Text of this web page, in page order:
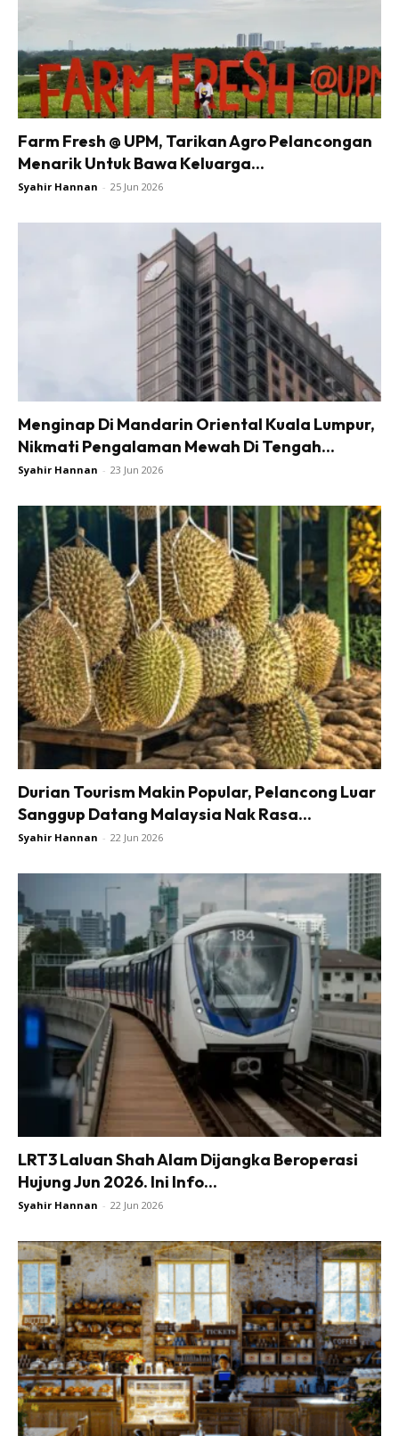
Farm Fresh @ UPM, Tarikan Agro Pelancongan
Menarik Untuk Bawa Keluarga...
Syahir Hannan - 25 Jun 2026
Menginap Di Mandarin Oriental Kuala Lumpur,
Nikmati Pengalaman Mewah Di Tengah...
Syahir Hannan - 23 Jun 2026
Durian Tourism Makin Popular, Pelancong Luar
Sanggup Datang Malaysia Nak Rasa...
Syahir Hannan - 22 Jun 2026
LRT3 Laluan Shah Alam Dijangka Beroperasi
Hujung Jun 2026. Ini Info...
Syahir Hannan - 22 Jun 2026